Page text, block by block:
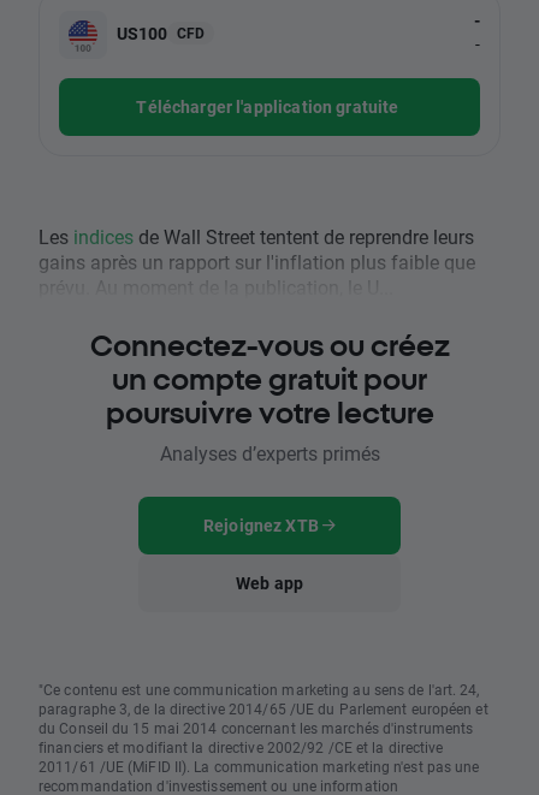
US100 CFD
-
-
Télécharger l'application gratuite
Les indices de Wall Street tentent de reprendre leurs
gains après un rapport sur l'inflation plus faible que
prévu. Au moment de la publication, le U...
Connectez-vous ou créez
un compte gratuit pour
poursuivre votre lecture
Analyses d’experts primés
Rejoignez XTB
Web app
"Ce contenu est une communication marketing au sens de l'art. 24,
paragraphe 3, de la directive 2014/65 /UE du Parlement européen et
du Conseil du 15 mai 2014 concernant les marchés d'instruments
financiers et modifiant la directive 2002/92 /CE et la directive
2011/61 /UE (MiFID II). La communication marketing n'est pas une
recommandation d'investissement ou une information